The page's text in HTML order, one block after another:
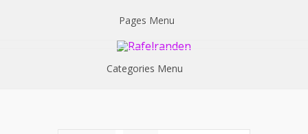
Pages Menu
Categories Menu